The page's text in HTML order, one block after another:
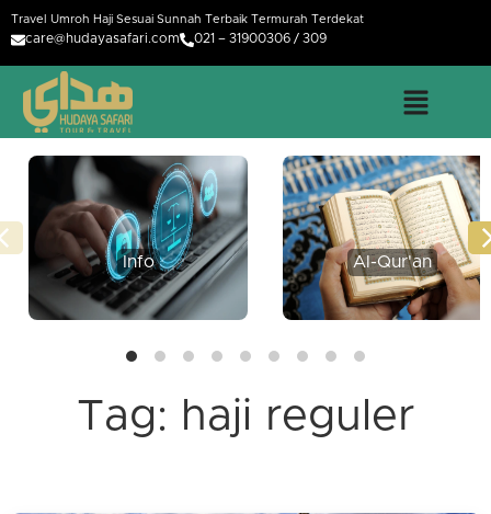
Travel Umroh Haji Sesuai Sunnah Terbaik Termurah Terdekat
care@hudayasafari.com 021 – 31900306 / 309
Info Al-Qur'an
Tag: haji reguler